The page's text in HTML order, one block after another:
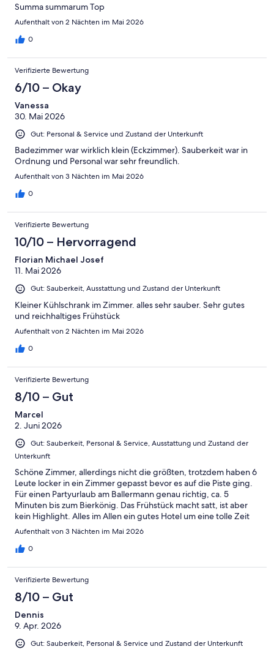
Summa summarum Top
Aufenthalt von 2 Nächten im Mai 2026
0
Verifizierte Bewertung
6/10 – Okay
Vanessa
30. Mai 2026
Gut: Personal & Service und Zustand der Unterkunft
Badezimmer war wirklich klein (Eckzimmer). Sauberkeit war in
Ordnung und Personal war sehr freundlich.
Aufenthalt von 3 Nächten im Mai 2026
0
Verifizierte Bewertung
10/10 – Hervorragend
Florian Michael Josef
11. Mai 2026
Gut: Sauberkeit, Ausstattung und Zustand der Unterkunft
Kleiner Kühlschrank im Zimmer. alles sehr sauber. Sehr gutes
und reichhaltiges Frühstück
Aufenthalt von 2 Nächten im Mai 2026
0
Verifizierte Bewertung
8/10 – Gut
Marcel
2. Juni 2026
Gut: Sauberkeit, Personal & Service, Ausstattung und Zustand der
Unterkunft
Schöne Zimmer, allerdings nicht die größten, trotzdem haben 6
Leute locker in ein Zimmer gepasst bevor es auf die Piste ging.
Für einen Partyurlaub am Ballermann genau richtig, ca. 5
Minuten bis zum Bierkönig. Das Frühstück macht satt, ist aber
kein Highlight. Alles im Allen ein gutes Hotel um eine tolle Zeit
mit seinen Freuden zu hahen.
Aufenthalt von 3 Nächten im Mai 2026
0
Verifizierte Bewertung
8/10 – Gut
Dennis
9. Apr. 2026
Gut: Sauberkeit, Personal & Service und Zustand der Unterkunft